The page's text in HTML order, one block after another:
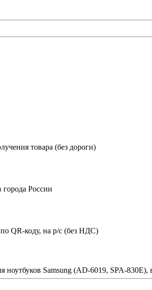
товара (без дороги)
города России
QR-коду, на р/с (без НДС)
Samsung (AD-6019, SPA-